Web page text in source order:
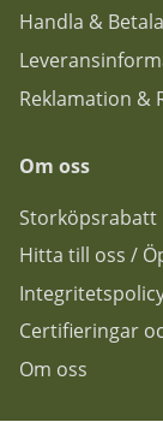
Handla & Betala
Reklamation &
Om oss
Storköpsrabatt
Hitta till oss /
Certifieringar
Om oss